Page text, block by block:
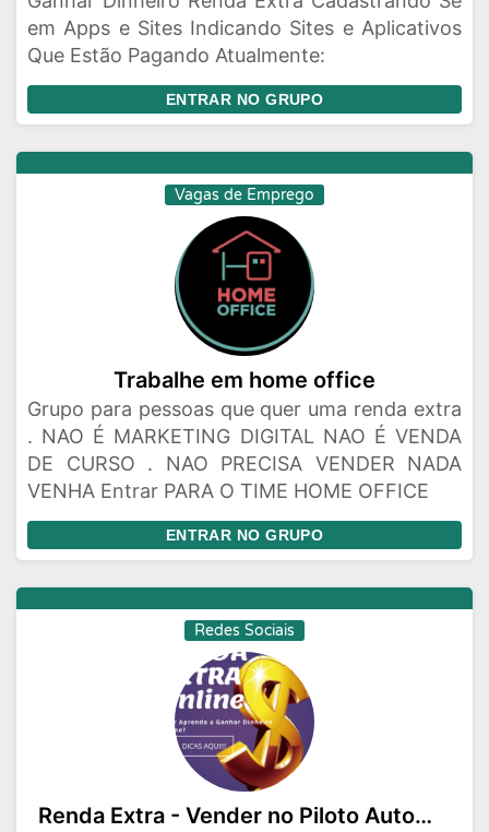
em Apps e Sites Indicando Sites e Aplicativos
Que Estão Pagando Atualmente:
ENTRAR NO GRUPO
Vagas de Emprego
Trabalhe em home office
Grupo para pessoas que quer uma renda extra
. NAO É MARKETING DIGITAL NAO É VENDA
DE CURSO . NAO PRECISA VENDER NADA
VENHA Entrar PARA O TIME HOME OFFICE
ENTRAR NO GRUPO
Redes Sociais
Renda Extra - Vender no Piloto Automático